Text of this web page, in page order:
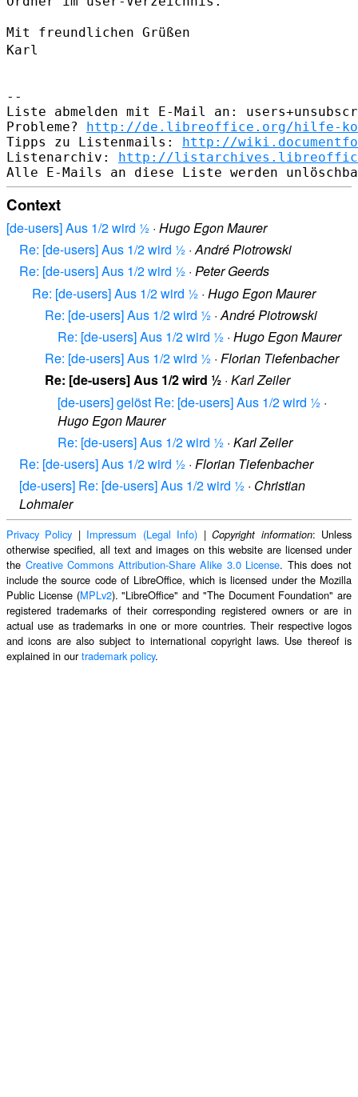
Karl
--
Liste abmelden mit E-Mail an:
Probleme? http://de.libreoffice.org/hilfe-
Tipps zu Listenmails: http://
Listenarchiv: http://
Context
[de-users] Aus 1/2 wird ½ · Hugo Egon Maurer
Re: [de-users] Aus 1/2 wird ½ ·André Piotrowski
Re: [de-users] Aus 1/2 wird ½ · Peter Geerds
Re: [de-users] Aus 1/2 wird ½ · Hugo Egon Maurer
Re: [de-users] Aus 1/2 wird ½ ·André Piotrowski
Re: [de-users] Aus 1/2 wird ½ · Hugo Egon Maurer
Re: [de-users] Aus 1/2 wird ½ · Florian Tiefenbacher
Re: [de-users] Aus 1/2 wird ½ · Karl Zeiler
[de-users] gelöst Re: [de-users] Aus 1/2 wird ½ ·
Hugo Egon Maurer
Re: [de-users] Aus 1/2 wird ½ · Karl Zeiler
Re: [de-users] Aus 1/2 wird ½ · Florian Tiefenbacher
[de-users] Re: [de-users] Aus 1/2 wird ½ · Christian
Lohmaier
Privacy Policy | Impressum (Legal Info) |Copyright information: Unless
otherwise specified, all text and images on this website are licensed under
the Creative Commons Attribution-Share Alike 3.0 License. This does not
include the source code of LibreOffice, which is licensed under the Mozilla
Public License (MPLv2). "LibreOffice" and "The Document Foundation" are
registered trademarks of their corresponding registered owners or are in
actual use as trademarks in one or more countries. Their respective logos
and icons are also subject to international copyright laws. Use thereof is
explained in ourtrademark policy.